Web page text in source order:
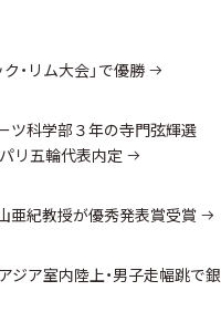
・リム大会」で優勝
ツ科学部３年の寺門弦輝選
リ五輪代表内定
亜紀教授が優秀発表賞受賞
ジア室内陸上・男子走幅跳で銀